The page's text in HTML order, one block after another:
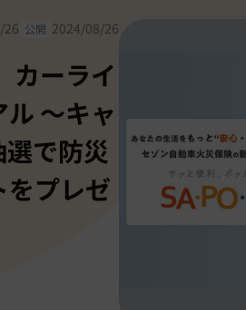
カーライ
～キャ
で防災
プレゼ
26 公開 2024/08/26